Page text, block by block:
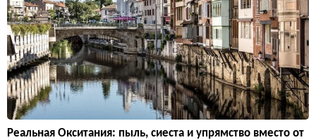
Реальная Окситания: пыль, сиеста и упрямство вместо от